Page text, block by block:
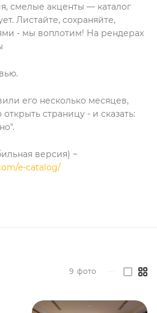
смелые акценты — каталог
Листайте, сохраняйте,
- мы воплотим! На рендерах
его несколько месяцев,
страницу - и сказать:
версия) ~
e-catalog/
9 фото